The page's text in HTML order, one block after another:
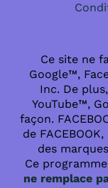
Ce site ne
Google™,
Inc. De
YouTube™,
façon.
de
des
Ce
ne remplace